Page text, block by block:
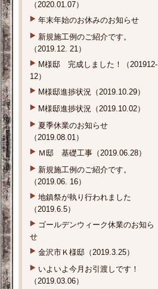
（2020.01.07）
年末年始のお休みのお知らせ
新規施工例のご紹介です。
（2019.12. 21）
M様邸 完成しました！（201912-
12）
M様邸進捗状況（2019.10.29）
M様邸進捗状況（2019.10.02）
夏季休業のお知らせ
（2019.08.01）
Ｍ邸 基礎工事（2019.06.28）
新規施工例のご紹介です。
（2019.06. 16）
地鎮祭が執り行われました
（2019.6.5）
ゴールデンウィーク休業のお知ら
せ
金沢市Ｋ様邸（2019.3.25）
いよいよ今月お引渡しです！
（2019.03.06）